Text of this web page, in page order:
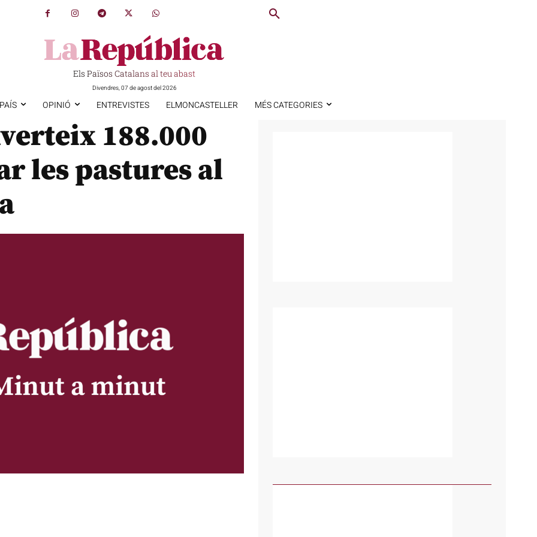
Els Països Catalans al teu abast
Divendres, 07 de agost del 2026
OPINIÓ ENTREVISTES ELMONCASTELLER MÉS CATEGORIES
188.000
les pastures al